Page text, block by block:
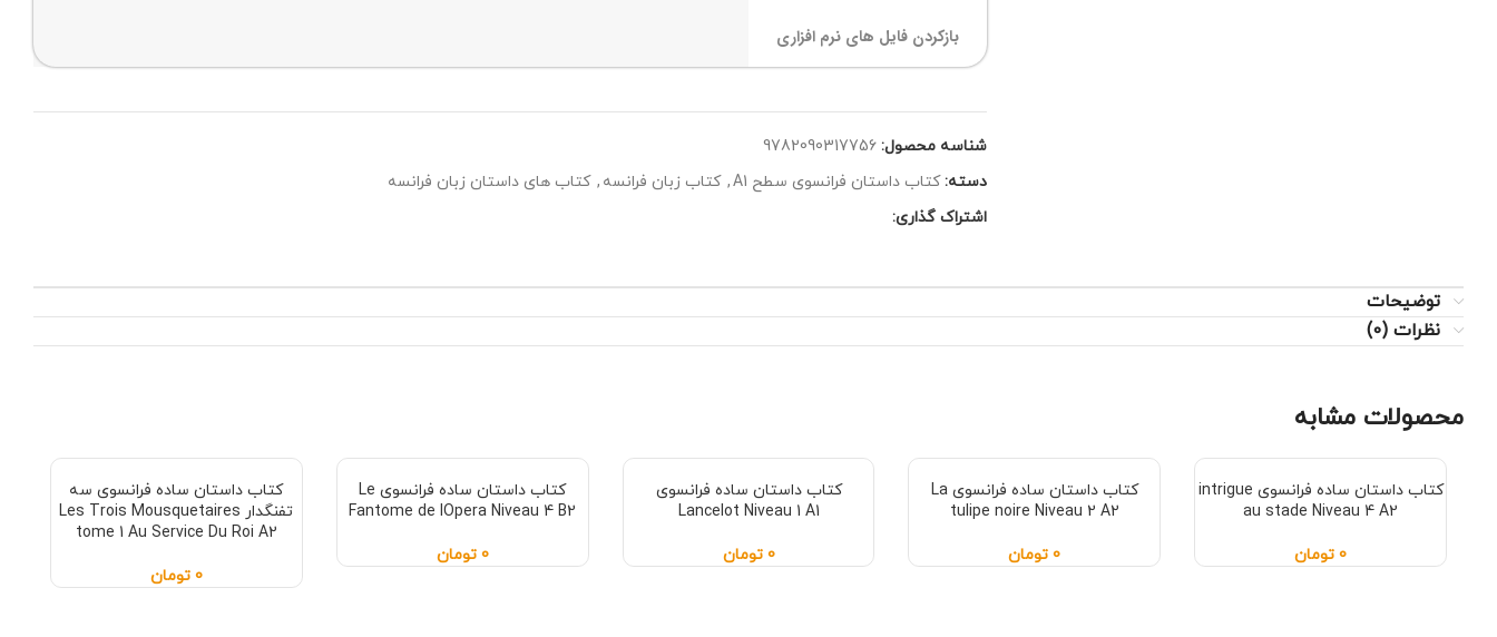
بازکردن فایل های نرم افزاری
شناسه محصول: 9782090317756
دسته: کتاب داستان فرانسوی سطح A1 , کتاب زبان فرانسه , کتاب های داستان زبان فرانسه
اشتراک گذاری:
توضیحات
نظرات (0)
محصولات مشابه
کتاب داستان ساده فرانسوی intrigue
au stade Niveau 4 A2
0 تومان
کتاب داستان ساده فرانسوی La
tulipe noire Niveau 2 A2
0 تومان
کتاب داستان ساده فرانسوی
Lancelot Niveau 1 A1
0 تومان
کتاب داستان ساده فرانسوی Le
Fantome de lOpera Niveau 4 B2
0 تومان
کتاب داستان ساده فرانسوی سه
تفنگدار Les Trois Mousquetaires
tome 1 Au Service Du Roi A2
0 تومان